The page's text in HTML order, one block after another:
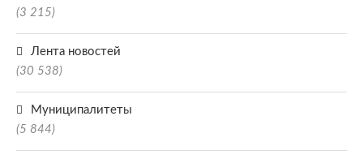
(3 215)
Лента новостей
(30 538)
Муниципалитеты
(5 844)